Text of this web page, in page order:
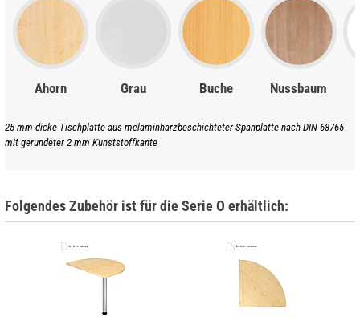
Ahorn Grau Buche Nussbaum
25 mm dicke Tischplatte aus melaminharzbeschichteter Spanplatte nach DIN 68765
mit gerundeter 2 mm Kunststoffkante
Folgendes Zubehör ist für die Serie O erhältlich: